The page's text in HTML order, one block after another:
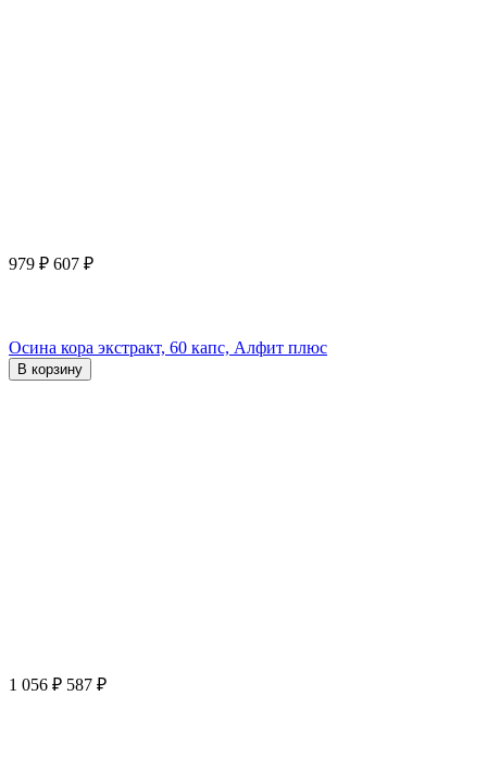
979 ₽ 607 ₽
Осина кора экстракт, 60 капс, Алфит плюс
В корзину
1 056 ₽ 587 ₽